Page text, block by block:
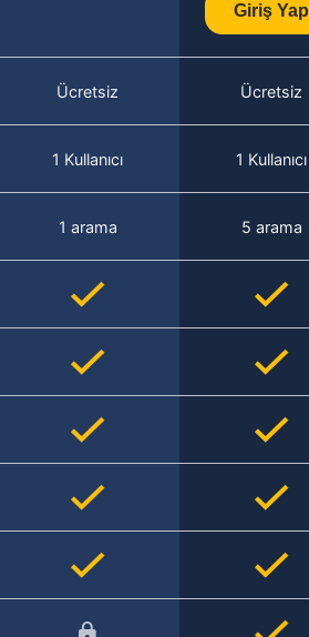
Giriş Yap
Ücretsiz Ücretsiz
1 Kullanıcı 1 Kullanıcı
1 arama 5 arama